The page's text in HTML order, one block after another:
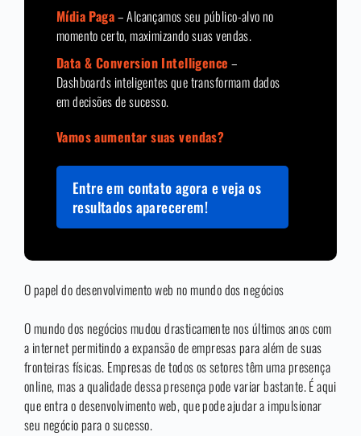
Mídia Paga– Alcançamos seu público-alvo no
momento certo, maximizando suas vendas.
Data & Conversion Intelligence –
Dashboards inteligentes que transformam dados
em decisões de sucesso.
Vamos aumentar suas vendas?
Entre em contato agora e veja os
resultados aparecerem!
O papel do desenvolvimento web no mundo dos negócios
O mundo dos negócios mudou drasticamente nos últimos anos com
a internet permitindo a expansão de empresas para além de suas
fronteiras físicas. Empresas de todos os setores têm uma presença
online, mas a qualidade dessa presença pode variar bastante. É aqui
que entra o desenvolvimento web, que pode ajudar a impulsionar
seu negócio para o sucesso.